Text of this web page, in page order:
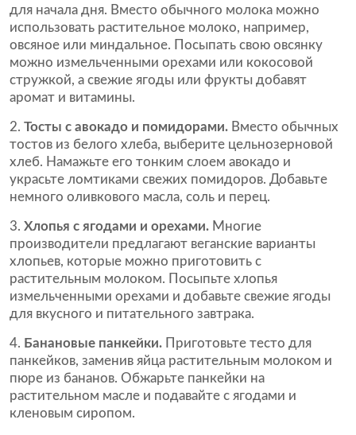
для начала дня. Вместо обычного молока можно
использовать растительное молоко, например,
овсяное или миндальное. Посыпать свою овсянку
можно измельченными орехами или кокосовой
стружкой, а свежие ягоды или фрукты добавят
аромат и витамины.
2. Тосты с авокадо и помидорами. Вместо обычных
тостов из белого хлеба, выберите цельнозерновой
хлеб. Намажьте его тонким слоем авокадо и
украсьте ломтиками свежих помидоров. Добавьте
немного оливкового масла, соль и перец.
3. Хлопья с ягодами и орехами. Многие
производители предлагают веганские варианты
хлопьев, которые можно приготовить с
растительным молоком. Посыпьте хлопья
измельченными орехами и добавьте свежие ягоды
для вкусного и питательного завтрака.
4. Банановые панкейки. Приготовьте тесто для
панкейков, заменив яйца растительным молоком и
пюре из бананов. Обжарьте панкейки на
растительном масле и подавайте с ягодами и
кленовым сиропом.